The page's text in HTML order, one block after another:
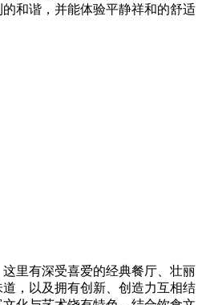
和谐，并能体验平静祥和的舒适
里有深受喜爱的经典餐厅、壮丽
，以及拥有创新、创造力互相结